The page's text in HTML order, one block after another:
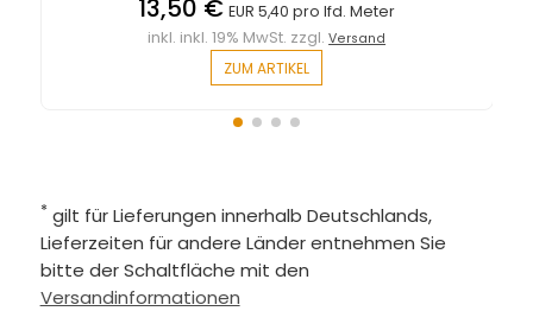
13,50 € EUR 5,40 pro lfd. Meter
inkl. inkl. 19% MwSt. zzgl.Versand
ZUM ARTIKEL
* gilt für Lieferungen innerhalb Deutschlands,
Lieferzeiten für andere Länder entnehmen Sie
bitte der Schaltfläche mit den
Versandinformationen